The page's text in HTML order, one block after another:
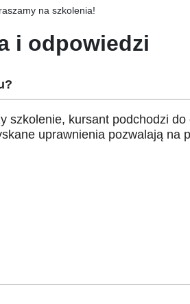
na szkolenia!
i odpowiedzi
szkolenie, kursant podchodzi
uprawnienia pozwalają na